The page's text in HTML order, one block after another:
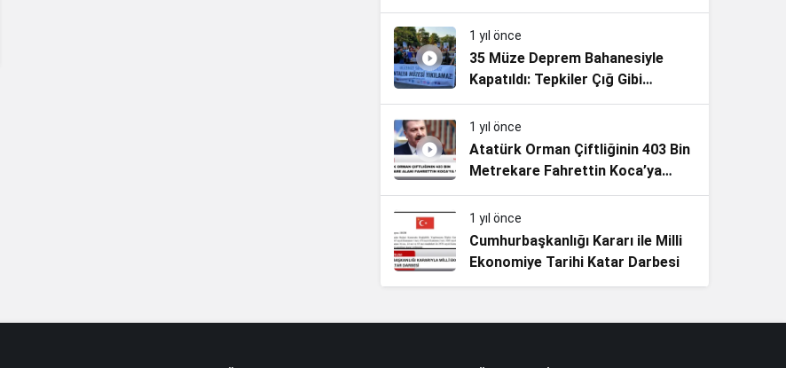
1 yıl önce
35 Müze Deprem Bahanesiyle
Kapatıldı: Tepkiler Çığ Gibi
Büyüyor
1 yıl önce
Atatürk Orman Çiftliğinin 403 Bin
Metrekare Fahrettin Koca’ya
Verildi!
1 yıl önce
Cumhurbaşkanlığı Kararı ile Milli
Ekonomiye Tarihi Katar Darbesi